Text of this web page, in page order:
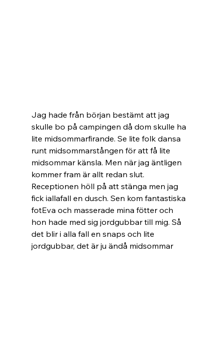
Jag hade från början bestämt att jag
skulle bo på campingen då dom skulle ha
lite midsommarfirande. Se lite folk dansa
runt midsommarstången för att få lite
midsommar känsla. Men när jag äntligen
kommer fram är allt redan slut.
Receptionen höll på att stänga men jag
fick iallafall en dusch. Sen kom fantastiska
fotEva och masserade mina fötter och
hon hade med sig jordgubbar till mig. Så
det blir i alla fall en snaps och lite
jordgubbar, det är ju ändå midsommar